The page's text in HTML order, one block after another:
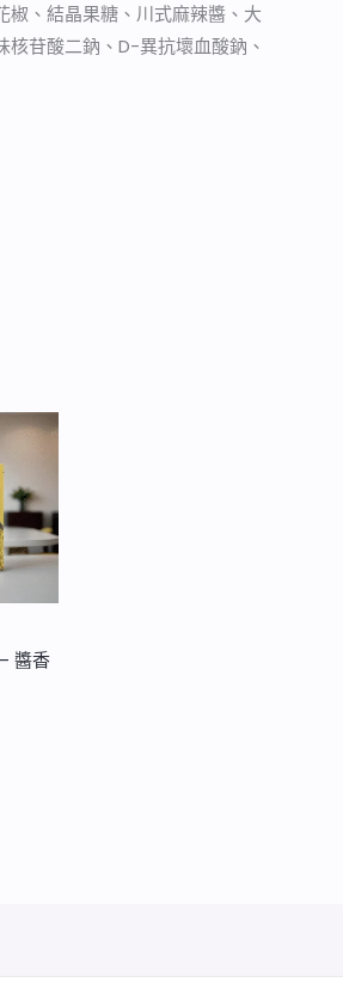
、結晶果糖、川式麻辣醬、大
苷酸二鈉、D-異抗壞血酸鈉、
醬香